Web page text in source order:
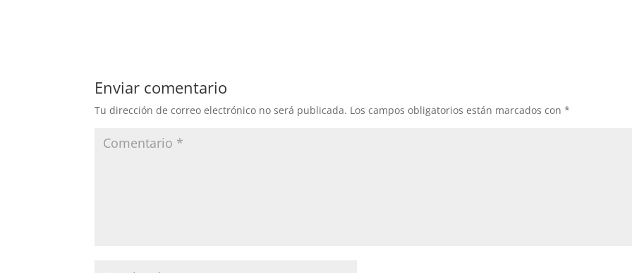
Enviar comentario
Tu dirección de correo electrónico no será publicada. Los campos obligatorios están marcados con*